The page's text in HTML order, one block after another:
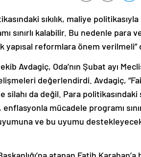
sıkılık, maliye
sınırlı kalabilir. Bu nedenle para
reformlara önem verilmeli”
Avdagiç, Oda’nın Şubat ayı
değerlendirdi. Avdagiç,
da değil. Para politikasındaki
mücadele programı
ve bu uyumu